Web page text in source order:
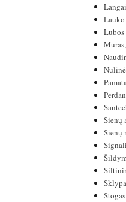
Langai
Lubos
Sienų
Sienų
Stogas